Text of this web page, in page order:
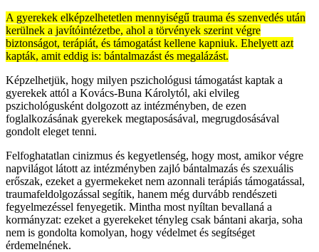
A gyerekek elképzelhetetlen mennyiségű trauma és szenvedés után
kerülnek a javítóintézetbe, ahol a törvények szerint végre
biztonságot, terápiát, és támogatást kellene kapniuk. Ehelyett azt
kapták, amit eddig is: bántalmazást és megalázást.
Képzelhetjük, hogy milyen pszichológusi támogatást kaptak a
gyerekek attól a Kovács-Buna Károlytól, aki elvileg
pszichológusként dolgozott az intézményben, de ezen
foglalkozásának gyerekek megtaposásával, megrugdosásával
gondolt eleget tenni.
Felfoghatatlan cinizmus és kegyetlenség, hogy most, amikor végre
napvilágot látott az intézményben zajló bántalmazás és szexuális
erőszak, ezeket a gyermekeket nem azonnali terápiás támogatással,
traumafeldolgozással segítik, hanem még durvább rendészeti
fegyelmezéssel fenyegetik. Mintha most nyíltan bevallaná a
kormányzat: ezeket a gyerekeket tényleg csak bántani akarja, soha
nem is gondolta komolyan, hogy védelmet és segítséget
érdemelnének.